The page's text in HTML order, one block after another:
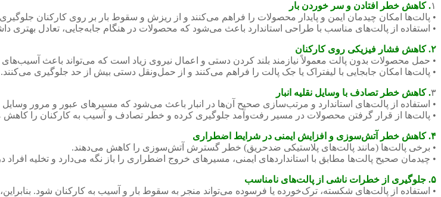
۱. کاهش خطر افتادن و سر خوردن بار
• پالت‌ها امکان چیدمان ایمن و پایدار محصولات را فراهم می‌کنند و از ریزش و سقوط بار بر روی کارکنان
• استفاده از پالت‌های مناسب با طراحی استاندارد باعث می‌شود که محصولات در هنگام جابه‌جایی، تعادل بهتری
۲. کاهش فشار فیزیکی روی کارکنان
• حمل محصولات بدون پالت معمولاً نیازمند بلند کردن دستی و اعمال نیروی زیاد است که می‌تواند باعث
• پالت‌ها امکان جابجایی با لیفتراک یا جک پالت را فراهم می‌کنند و از حمل‌ونقل دستی بیش از حد جلوگیری می‌کنند.
۳. کاهش خطر تصادف با وسایل نقلیه انبار
• استفاده از پالت‌های استاندارد و مرتب‌سازی صحیح آن‌ها در انبار باعث می‌شود که مسیرهای عبور و مرور وسایل
• پالت‌ها از قرار گرفتن محصولات در مسیر رفت‌وآمد جلوگیری کرده و خطر تصادف و آسیب به کارکنان را کاهش
۴. کاهش خطر آتش‌سوزی و افزایش ایمنی در شرایط اضطراری
• برخی پالت‌ها (مانند پالت‌های پلاستیکی ضدحریق) خطر گسترش آتش‌سوزی را کاهش می‌دهند.
• چیدمان صحیح پالت‌ها مطابق با استانداردهای ایمنی، مسیرهای خروج اضطراری را باز نگه می‌دارد و تخلیه افراد
۵. جلوگیری از خطرات ناشی از پالت‌های نامناسب
• استفاده از پالت‌های شکسته، ترک‌خورده یا فرسوده می‌تواند منجر به سقوط بار و آسیب به کارکنان شود.